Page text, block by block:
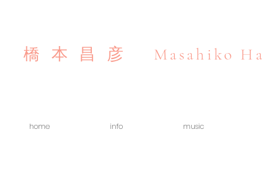
橋本昌彦 Masahiko
home info music